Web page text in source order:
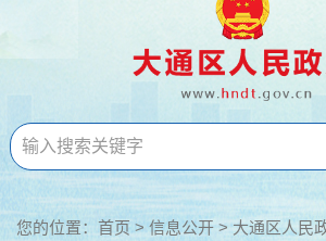
您的位置： 首页>信息公开> 大通区人民